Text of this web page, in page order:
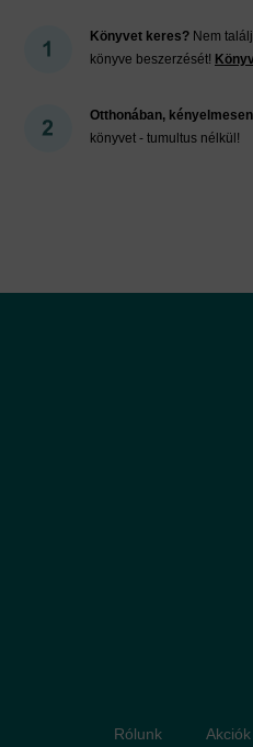
Könyvet keres? Nem
könyve beszerzését!
Otthonában, kényelmesen
könyvet - tumultus nélkül!
Rólunk Akciók